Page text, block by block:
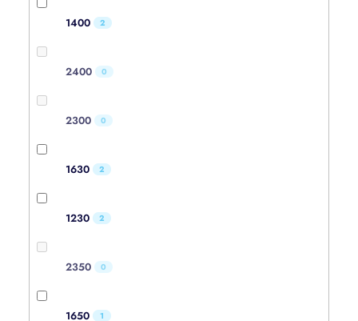
1400 2
2400 0
2300 0
1630 2
1230 2
2350 0
1650 1